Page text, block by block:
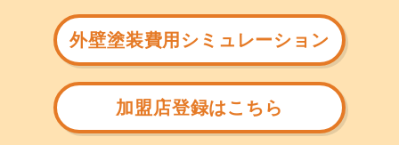
外壁塗装費用シミュレーション
加盟店登録はこちら